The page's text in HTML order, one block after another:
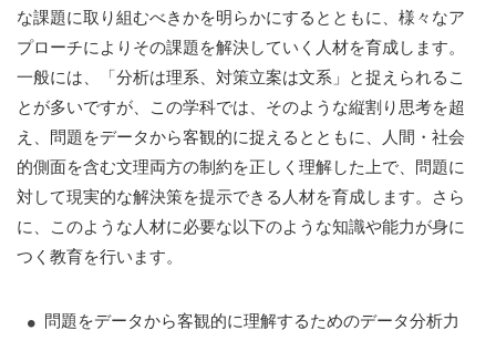
な課題に取り組むべきかを明らかにするとともに、様々なア
プローチによりその課題を解決していく人材を育成します。
一般には、「分析は理系、対策立案は文系」と捉えられるこ
とが多いですが、この学科では、そのような縦割り思考を超
え、問題をデータから客観的に捉えるとともに、人間・社会
的側面を含む文理両方の制約を正しく理解した上で、問題に
対して現実的な解決策を提示できる人材を育成します。さら
に、このような人材に必要な以下のような知識や能力が身に
つく教育を行います。
問題をデータから客観的に理解するためのデータ分析力